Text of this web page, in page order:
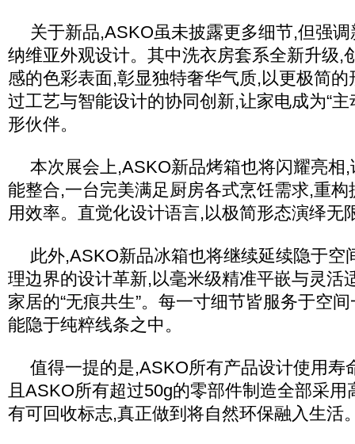
关于新品,ASKO虽未披露更多细节,但强
纳维亚外观设计。其中洗衣房套系全新升级,
感的色彩表面,彰显独特奢华气质,以更极简
过工艺与智能设计的协同创新,让家电成为“
形伙伴。
本次展会上,ASKO新品烤箱也将闪耀亮相
能整合,一台完美满足厨房各式烹饪需求,重
用效率。直觉化设计语言,以极简形态演绎无
此外,ASKO新品冰箱也将继续延续隐于空
理边界的设计革新,以毫米级精准平嵌与灵活
家居的“无痕共生”。每一寸细节皆服务于空
能隐于纯粹线条之中。
值得一提的是,ASKO所有产品设计使用寿
且ASKO所有超过50g的零部件制造全部采用
有可回收标志,真正做到将自然环保融入生活